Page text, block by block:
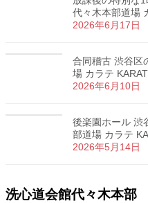
代々木本部道場
2026年6月17日
合同稽古 渋谷区
場 カラテ
2026年6月10日
後楽園ホール 渋
部道場 カラテ
2026年5月14日
洗心道会館代々木本部